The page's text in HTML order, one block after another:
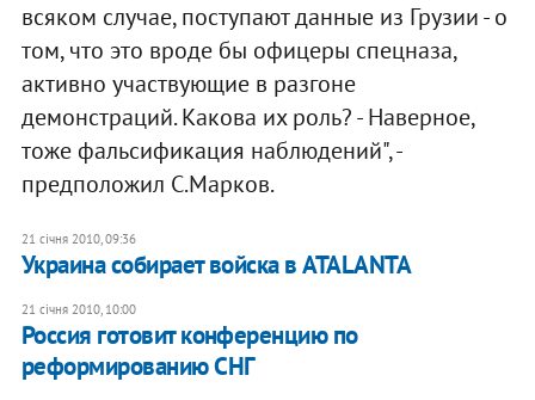
всяком случае, поступают данные из Грузии - о
том, что это вроде бы офицеры спецназа,
активно участвующие в разгоне
демонстраций. Какова их роль? - Наверное,
тоже фальсификация наблюдений", -
предположил С.Марков.
21 січня 2010, 09:36
Украина собирает войска в ATALANTA
21 січня 2010, 10:00
Россия готовит конференцию по
реформированию СНГ